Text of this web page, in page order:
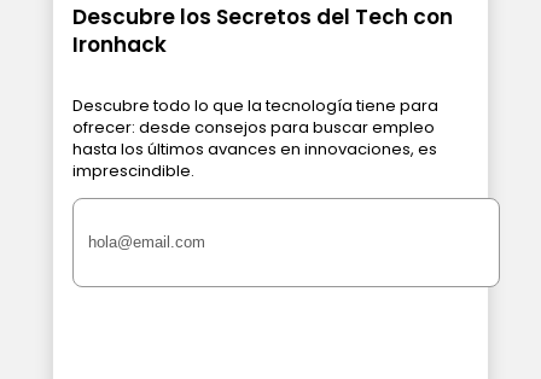
Descubre los Secretos del Tech con
Ironhack
Descubre todo lo que la tecnología tiene para
ofrecer: desde consejos para buscar empleo
hasta los últimos avances en innovaciones, es
imprescindible.